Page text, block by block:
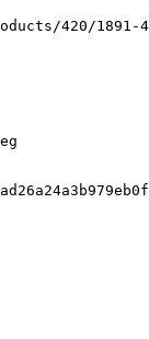
420/1891-